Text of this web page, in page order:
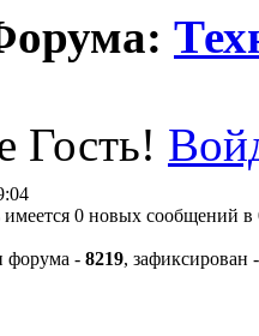
Гость!
0 новых сообщений в
форума - 8219, зафиксирован